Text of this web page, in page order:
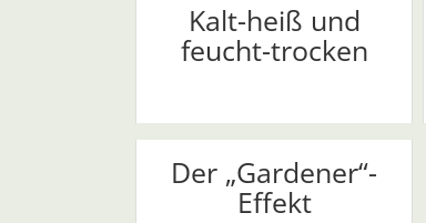
Kalt-heiß und
feucht-trocken
Der „Gardener“-
Effekt